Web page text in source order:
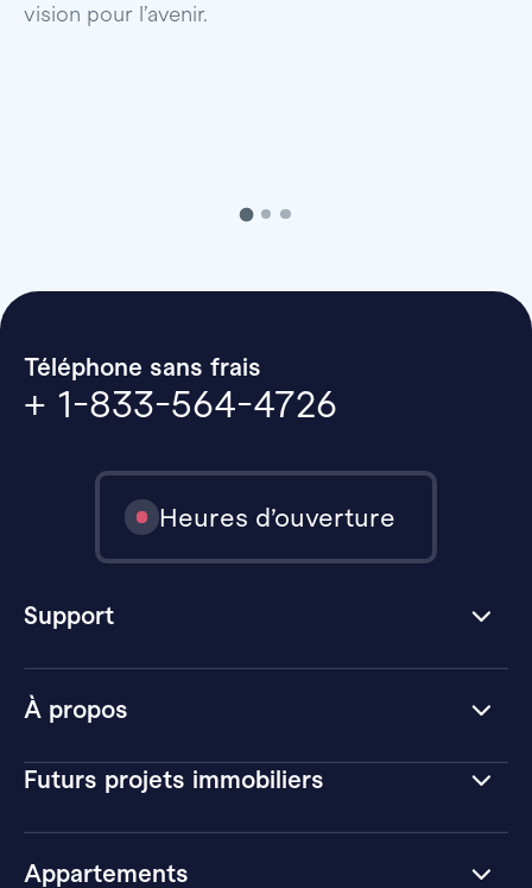
vision pour l’avenir.
À propos
Futurs projets immobiliers
Appartements
Téléphone sans frais
+ 1-833-564-4726
Heures d’ouverture
Support